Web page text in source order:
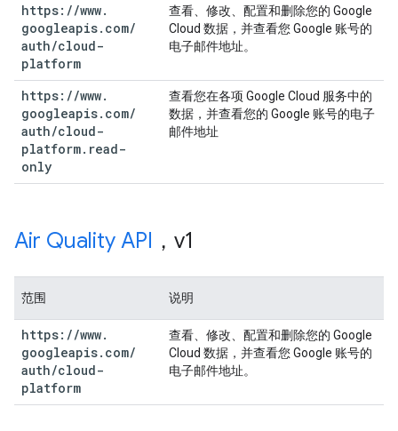
https: //www.
googleapis. com/
auth/cloud-
platform
查看、修改、配置和删除您的 Google
Cloud 数据，并查看您 Google 账号的
电子邮件地址。
https: //www.
googleapis. com/
auth/cloud-
platform. read-
only
查看您在各项 Google Cloud 服务中的
数据，并查看您的 Google 账号的电子
邮件地址
Air Quality API ，v1
范围 说明
https: //www.
googleapis. com/
auth/cloud-
platform
查看、修改、配置和删除您的 Google
Cloud 数据，并查看您 Google 账号的
电子邮件地址。